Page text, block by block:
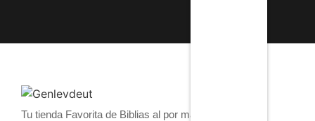
Tu tienda Favorita de Biblias al por mayor